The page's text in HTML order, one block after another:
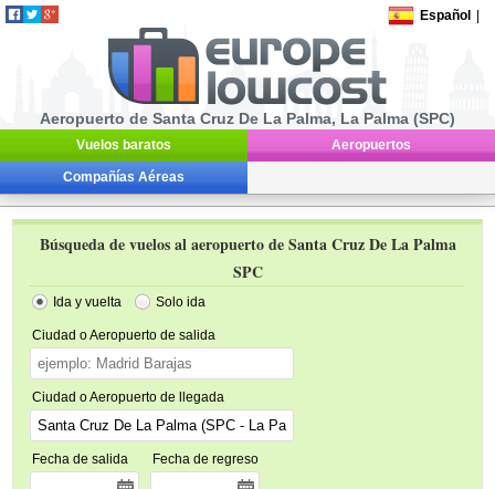
Español
Aeropuerto de Santa Cruz De La Palma, La Palma (SPC)
Vuelos baratos Aeropuertos
Compañías Aéreas
Búsqueda de vuelos al aeropuerto de Santa Cruz De La Palma
SPC
Ida y vuelta Solo ida
Ciudad o Aeropuerto de salida
Ciudad o Aeropuerto de llegada
Fecha de salida Fecha de regreso